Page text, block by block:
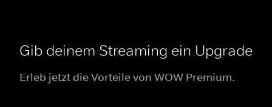
Gib deinem Streaming ein Upgrade
Erleb jetzt die Vorteile von WOW Premium.